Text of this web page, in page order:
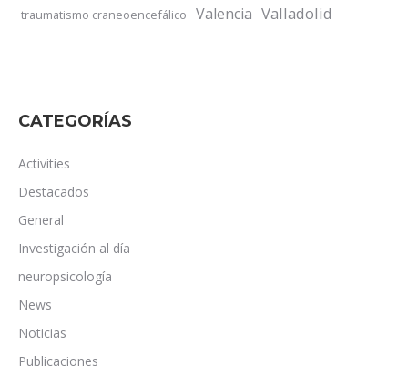
traumatismo craneoencefálico Valencia Valladolid
CATEGORÍAS
Activities
Destacados
General
Investigación al día
neuropsicología
News
Noticias
Publicaciones